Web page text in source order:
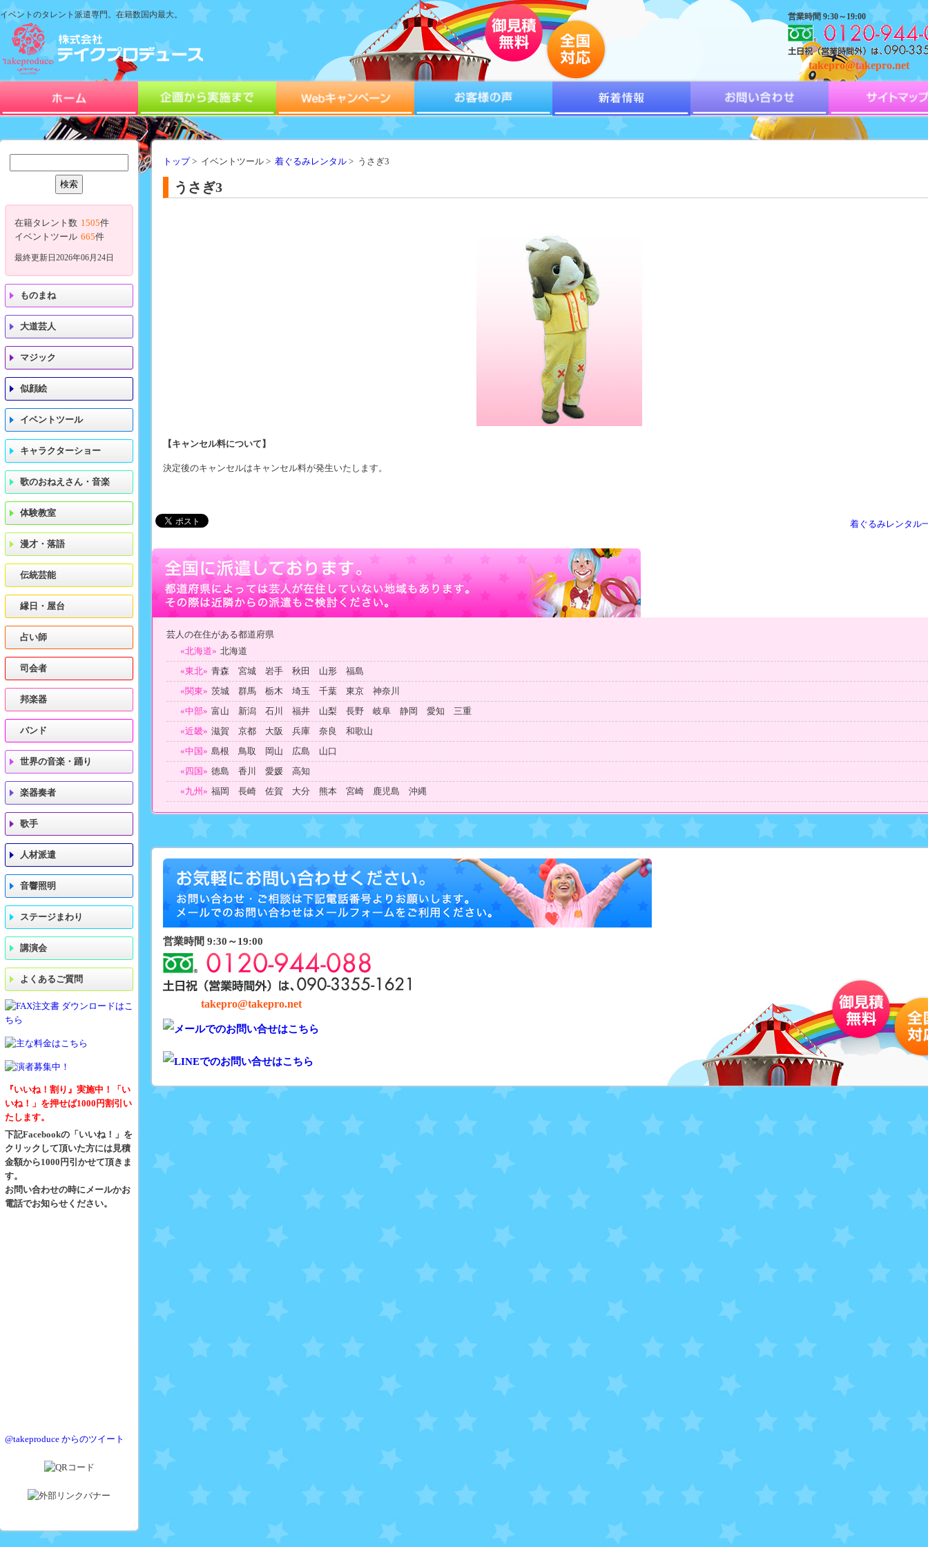
イベントのタレント派遣専門。在籍数国内最大。 営業時間 9:30～19:00
takepro@takepro.net
トップ> イベントツール > 着ぐるみレンタル > うさぎ3
うさぎ3
【キャンセル料について】
決定後のキャンセルはキャンセル料が発生いたします。
着ぐるみレンタル
芸人の在住がある都道府県
«北海道» 北海道
«東北» 青森 宮城 岩手 秋田 山形 福島
«関東» 茨城 群馬 栃木 埼玉 千葉 東京 神奈川
«中部» 富山 新潟 石川 福井 山梨 長野 岐阜 静岡 愛知 三重
«近畿» 滋賀 京都 大阪 兵庫 奈良 和歌山
«中国» 島根 鳥取 岡山 広島 山口
«四国» 徳島 香川 愛媛 高知
«九州» 福岡 長崎 佐賀 大分 熊本 宮崎 鹿児島 沖縄
営業時間 9:30～19:00
takepro@takepro.net
在籍タレント数 1505件
イベントツール 665件
最終更新日2026年06月24日
ものまね
大道芸人
マジック
似顔絵
イベントツール
キャラクターショー
歌のおねえさん・音楽
体験教室
漫才・落語
伝統芸能
縁日・屋台
占い師
司会者
邦楽器
バンド
世界の音楽・踊り
楽器奏者
歌手
人材派遣
音響照明
ステージまわり
講演会
よくあるご質問
『いいね！割り』実施中！「い
いね！」を押せば1000円割引い
たします。
下記Facebookの「いいね！」を
クリックして頂いた方には見積
金額から1000円引かせて頂きま
す。
お問い合わせの時にメールかお
電話でお知らせください。
@takeproduce からのツイート